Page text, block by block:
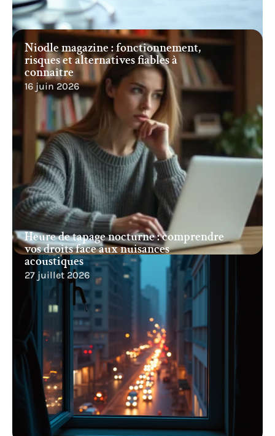
Heure de tapage nocturne : comprendre
vos droits face aux nuisances
acoustiques
27 juillet 2026
Niodle magazine : fonctionnement,
risques et alternatives fiables à
connaître
16 juin 2026